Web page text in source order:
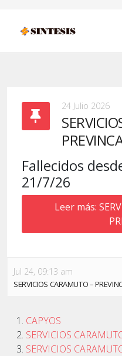
24 Julio 2026
Fallecidos
21/7/26
Leer más:
Jul 24, 09:13 am
SERVICIOS CARAMUTO –
CAPYOS
SERVICIOS
SERVICIOS